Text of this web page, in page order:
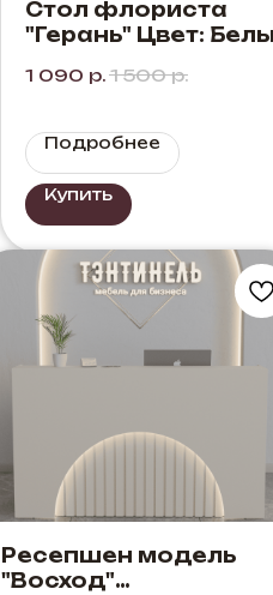
Стол флориста
"Герань" Цвет:
1 090 р. 1 500 р.
Подробнее
Купить
Ресепшен модель
"Восход"